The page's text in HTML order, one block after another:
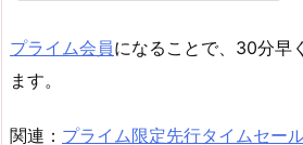
プライム会員になることで、30分早
ます。
関連： プライム限定先行タイムセー